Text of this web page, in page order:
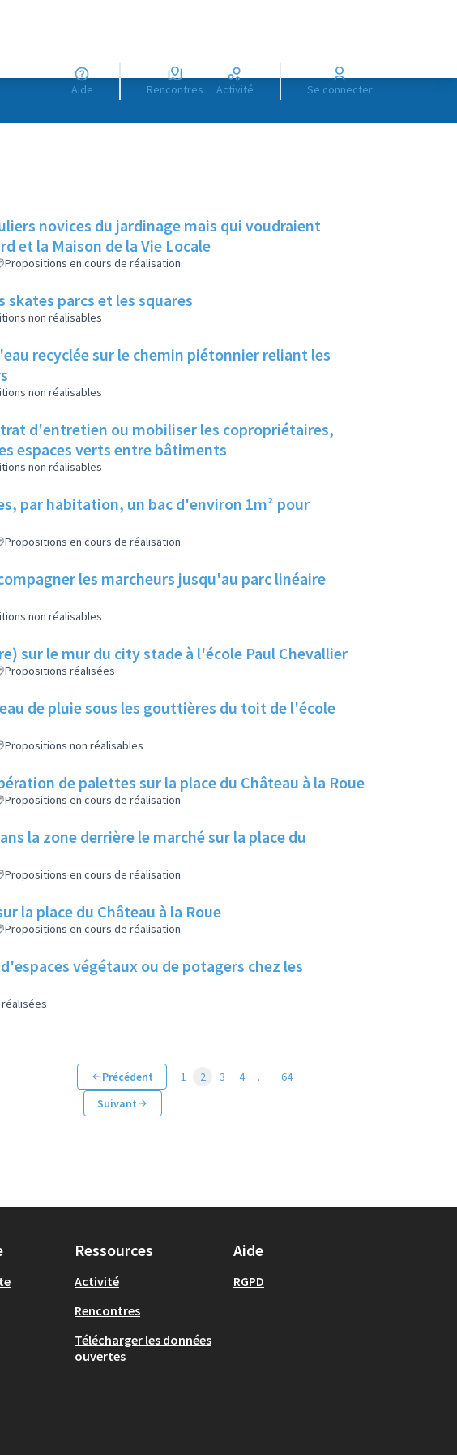
Aide Rencontres Activité Se connecter
novices du jardinage mais qui voudraient
et la Maison de la Vie Locale
Propositions en cours de réalisation
parcs et les squares
non réalisables
recyclée sur le chemin piétonnier reliant les
non réalisables
d'entretien ou mobiliser les copropriétaires,
espaces verts entre bâtiments
non réalisables
par habitation, un bac d'environ 1m² pour
Propositions en cours de réalisation
les marcheurs jusqu'au parc linéaire
non réalisables
sur le mur du city stade à l'école Paul Chevallier
Propositions réalisées
de pluie sous les gouttières du toit de l'école
Propositions non réalisables
de palettes sur la place du Château à la Roue
Propositions en cours de réalisation
la zone derrière le marché sur la place du
Propositions en cours de réalisation
la place du Château à la Roue
Propositions en cours de réalisation
végétaux ou de potagers chez les
Précédent 1 2 3 4 …
64
Suivant
Ressources
Activité
Rencontres
Télécharger les données
ouvertes
Aide
RGPD